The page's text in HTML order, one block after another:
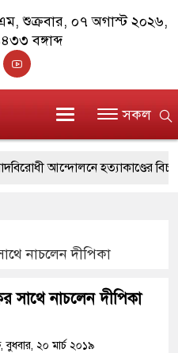
, শুক্রবার, ০৭ অগাস্ট ২০২৬,
বঙ্গাব্দ
সকল
আন্দোলনে হত্যাকাণ্ডের বিচার
মন্ত্রীবর্গ ও সরকারের
নাচলেন দীপিকা
সাথে নাচলেন দীপিকা
২০ মার্চ ২০১৯